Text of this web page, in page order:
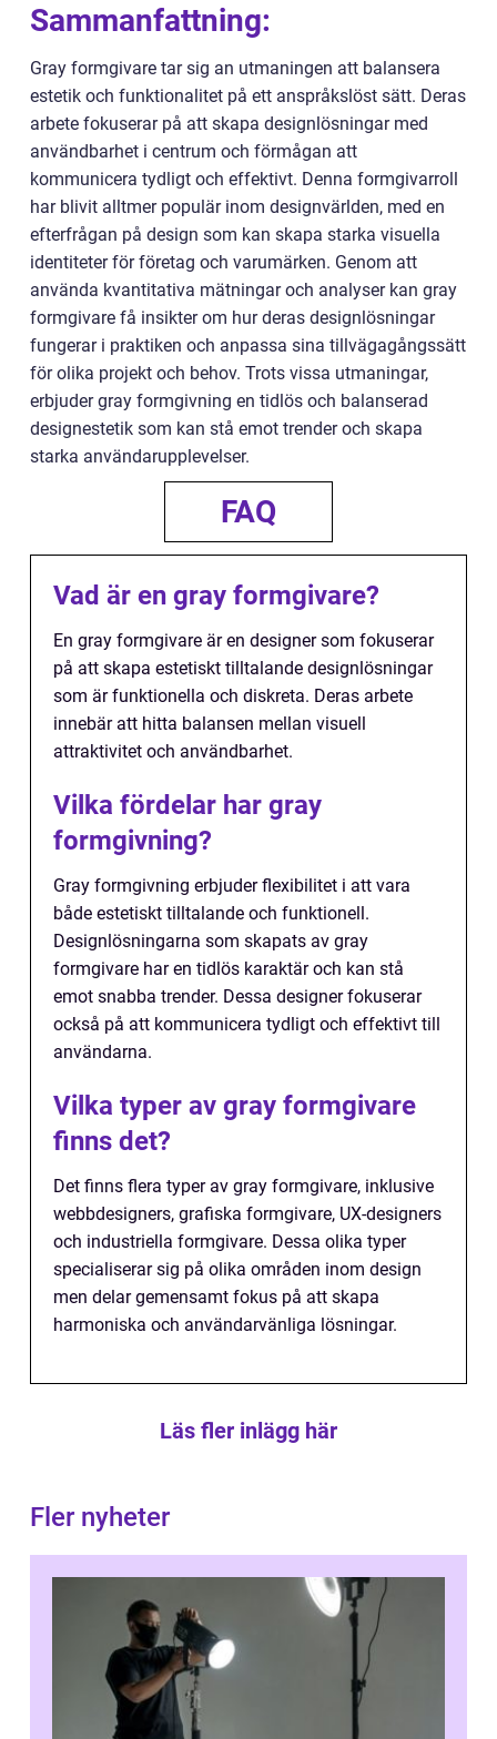
Sammanfattning:
Gray formgivare tar sig an utmaningen att balansera
estetik och funktionalitet på ett anspråkslöst sätt. Deras
arbete fokuserar på att skapa designlösningar med
användbarhet i centrum och förmågan att
kommunicera tydligt och effektivt. Denna formgivarroll
har blivit alltmer populär inom designvärlden, med en
efterfrågan på design som kan skapa starka visuella
identiteter för företag och varumärken. Genom att
använda kvantitativa mätningar och analyser kan gray
formgivare få insikter om hur deras designlösningar
fungerar i praktiken och anpassa sina tillvägagångssätt
för olika projekt och behov. Trots vissa utmaningar,
erbjuder gray formgivning en tidlös och balanserad
designestetik som kan stå emot trender och skapa
starka användarupplevelser.
FAQ
Vad är en gray formgivare?
En gray formgivare är en designer som fokuserar
på att skapa estetiskt tilltalande designlösningar
som är funktionella och diskreta. Deras arbete
innebär att hitta balansen mellan visuell
attraktivitet och användbarhet.
Vilka fördelar har gray
formgivning?
Gray formgivning erbjuder flexibilitet i att vara
både estetiskt tilltalande och funktionell.
Designlösningarna som skapats av gray
formgivare har en tidlös karaktär och kan stå
emot snabba trender. Dessa designer fokuserar
också på att kommunicera tydligt och effektivt till
användarna.
Vilka typer av gray formgivare
finns det?
Det finns flera typer av gray formgivare, inklusive
webbdesigners, grafiska formgivare, UX-designers
och industriella formgivare. Dessa olika typer
specialiserar sig på olika områden inom design
men delar gemensamt fokus på att skapa
harmoniska och användarvänliga lösningar.
Läs fler inlägg här
Fler nyheter